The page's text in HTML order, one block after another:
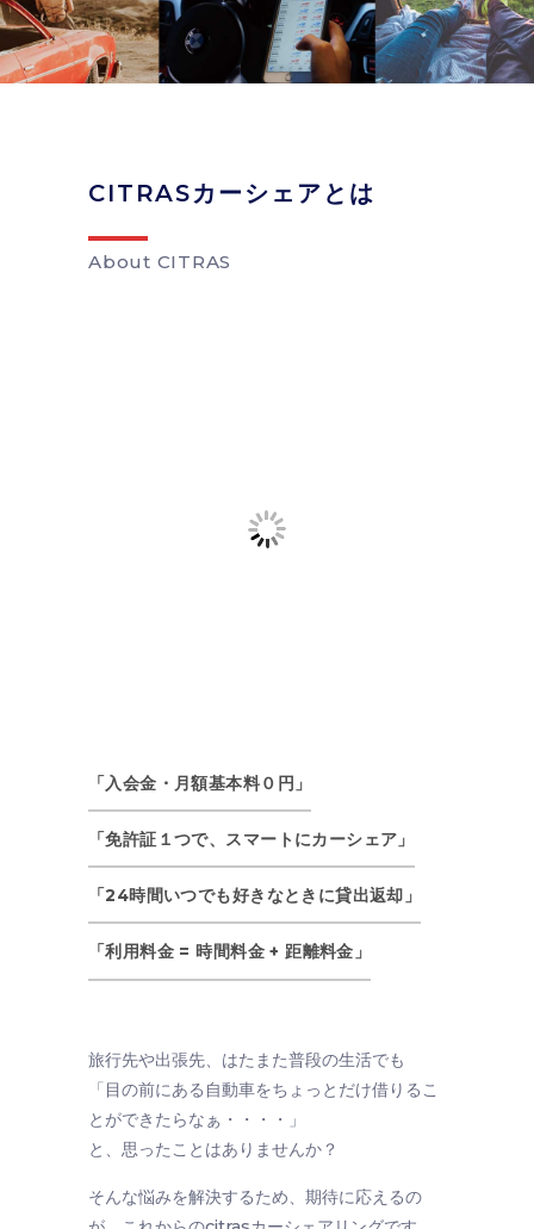
CITRASカーシェアとは
About CITRAS
「入会金・月額基本料０円」
「免許証１つで、スマートにカーシェア」
「24時間いつでも好きなときに貸出返却」
「利用料金 = 時間料金 + 距離料金」
旅行先や出張先、はたまた普段の生活でも
「目の前にある自動車をちょっとだけ借りるこ
とができたらなぁ・・・・」
と、思ったことはありませんか？
そんな悩みを解決するため、期待に応えるの